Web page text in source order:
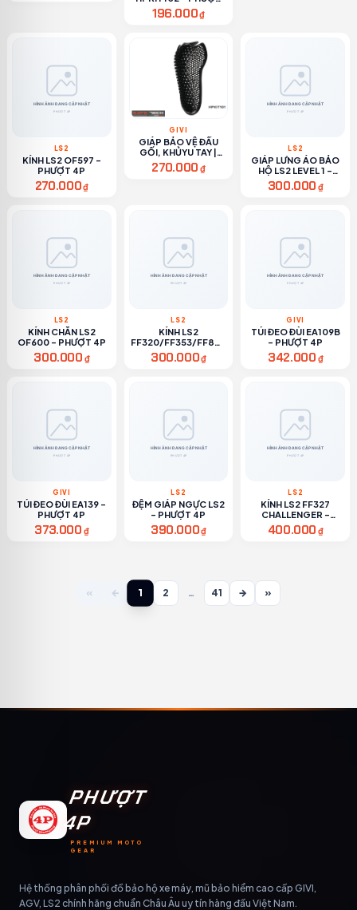
4P
196.000₫
LS2
KÍNH LS2 OF597 -
PHƯỢT 4P
270.000₫
GIVI
GIÁP BẢO VỆ ĐẦU
GỐI, KHỦYU TAY |
HPKIT101 - PHƯỢT
4P
270.000 ₫
LS2
GIÁP LƯNG ÁO BẢO
HỘ LS2 LEVEL 1 -
PHƯỢT 4P
300.000 ₫
LS2
KÍNH CHẮN LS2
OF600 - PHƯỢT 4P
300.000 ₫
LS2
KÍNH LS2
FF320/FF353/FF800
- PHƯỢT 4P
300.000₫
GIVI
TÚI ĐEO ĐÙI EA109B
- PHƯỢT 4P
342.000 ₫
GIVI
TÚI ĐEO ĐÙI EA139 -
PHƯỢT 4P
373.000 ₫
LS2
ĐỆM GIÁP NGỰC LS2
- PHƯỢT 4P
390.000₫
LS2
KÍNH LS2 FF327
CHALLENGER -
PHƯỢT 4P
400.000 ₫
« ← 1 2 … 41 → »
PHƯỢT
4P
PREMIUM MOTO
GEAR
Hệ thống phân phối đồ bảo hộ xe máy, mũ bảo hiểm cao cấp GIVI,
AGV, LS2 chính hãng chuẩn Châu Âu uy tín hàng đầu Việt Nam.